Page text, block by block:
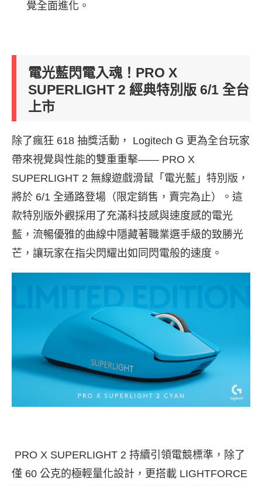
覺全面進化。
電光藍閃電入魂！PRO X
SUPERLIGHT 2 經典特別版 6/1 全台
上市
除了瘋狂 618 抽獎活動， Logitech G 更為全台玩家
帶來視覺與性能的雙重重擊—— PRO X
SUPERLIGHT 2 無線遊戲滑鼠「電光藍」特別版，
將於 6/1 全通路登場（限定銷售，賣完為止）。這
款特別版外觀採用了充滿科技感與速度感的電光
藍，流暢優雅的曲線中隱藏著職業選手級的致勝光
芒，讓玩家在指尖閃耀出如同閃電般的速度。
PRO X SUPERLIGHT 2 持續引領電競標準，除了
僅 60 公克的極輕量化設計，更搭載 LIGHTFORCE